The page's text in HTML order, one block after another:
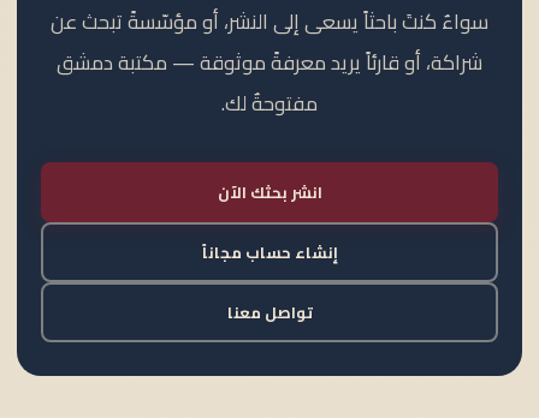
سواءٌ كنتَ باحثاً يسعى إلى النشر، أو مؤسّسةً تبحث عن
شراكة، أو قارئاً يريد معرفةً موثوقة — مكتبة دمشق
مفتوحةٌ لك.
انشر بحثك الآن
إنشاء حساب مجاناً
تواصل معنا